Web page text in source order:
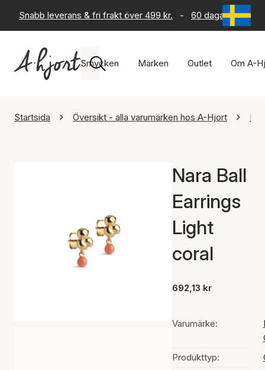
Snabb leverans & fri frakt över 499 kr. - 60 dagars
Smycken Märken Outlet Om A-
Startsida Översikt - alla varumärken hos A-Hjort
Nara Ball
Earrings
Light
coral
692,13 kr
Varumärke:
Produkttyp: